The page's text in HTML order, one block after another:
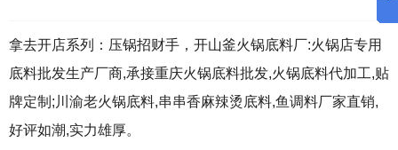
火
锅
料
拿去开店系列：压锅招财手，开山釜火锅底料厂:火锅店专用
底料批发生产厂商,承接重庆火锅底料批发,火锅底料代加工,贴
牌定制;川渝老火锅底料,串串香麻辣烫底料,鱼调料厂家直销,
好评如潮,实力雄厚。